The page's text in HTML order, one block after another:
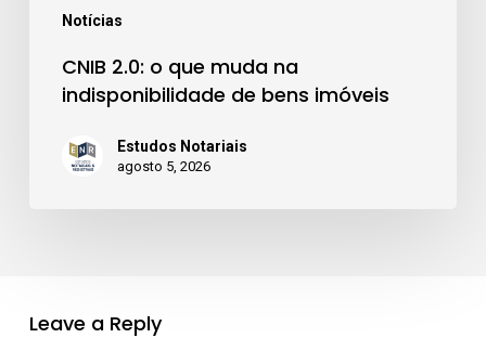
Notícias
imóveis
CNIB 2.0: o que muda na
indisponibilidade de bens imóveis
Estudos Notariais
agosto 5, 2026
Leave a Reply